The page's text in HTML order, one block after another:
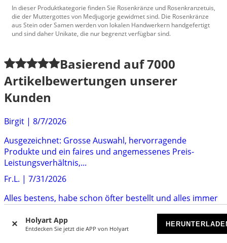
Holyart App
Entdecken Sie jetzt die APP von Holyart
In dieser Produktkategorie finden Sie Rosenkränze und Rosenkranzetuis,
die der Muttergottes von Medjugorje gewidmet sind. Die Rosenkränze
aus Stein oder Samen werden von lokalen Handwerkern handgefertigt
und sind daher Unikate, die nur begrenzt verfügbar sind.
Basierend auf7000
Artikelbewertungen unserer
Kunden
Birgit | 8/7/2026
Ausgezeichnet: Grosse Auswahl, hervorragende
Produkte und ein faires und angemessenes Preis-
Leistungsverhältnis,...
Fr.L. | 7/31/2026
Alles bestens, habe schon öfter bestellt und alles immer
EG|
7/29/2026